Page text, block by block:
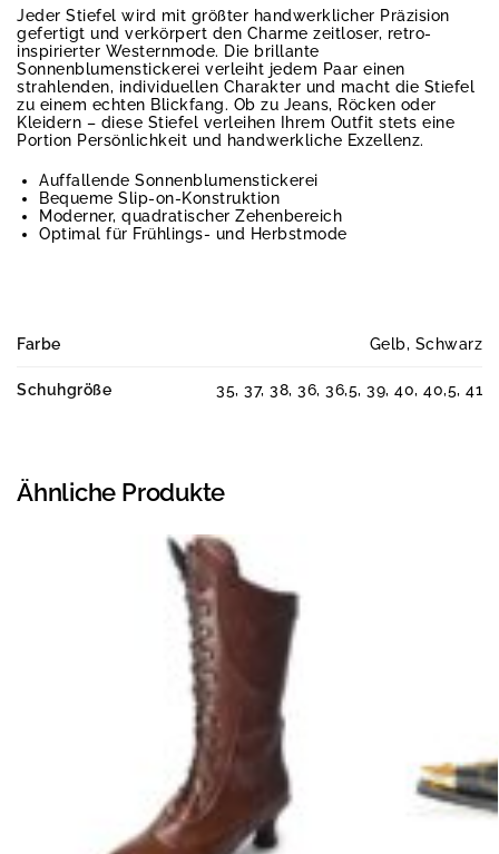
Jeder Stiefel wird mit größter handwerklicher Präzision
gefertigt und verkörpert den Charme zeitloser, retro-
inspirierter Westernmode. Die brillante
Sonnenblumenstickerei verleiht jedem Paar einen
strahlenden, individuellen Charakter und macht die Stiefel
zu einem echten Blickfang. Ob zu Jeans, Röcken oder
Kleidern – diese Stiefel verleihen Ihrem Outfit stets eine
Portion Persönlichkeit und handwerkliche Exzellenz.
Auffallende Sonnenblumenstickerei
Bequeme Slip-on-Konstruktion
Moderner, quadratischer Zehenbereich
Optimal für Frühlings- und Herbstmode
Farbe Gelb, Schwarz
Schuhgröße 35, 37, 38, 36, 36,5, 39, 40, 40,5, 41
Ähnliche Produkte